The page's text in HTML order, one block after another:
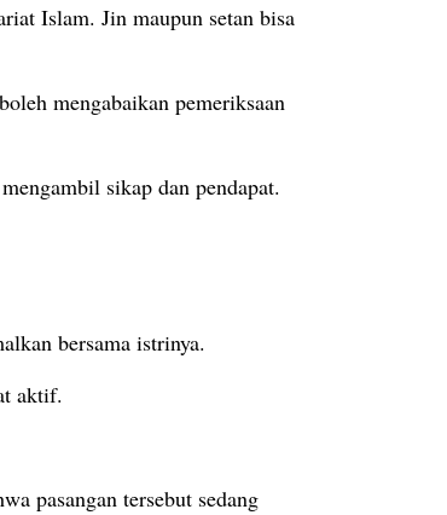
Islam. Jin maupun setan bisa
mengabaikan pemeriksaan
sikap dan pendapat.
bersama istrinya.
aktif.
pasangan tersebut sedang